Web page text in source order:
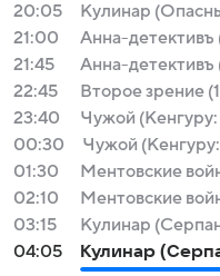
20:05
Кулинар
21:00
Анна-детективъ
21:45
Анна-
22:45
Второе зрение
23:40
Чужой (Кенгуру:
00:30
Чужой
01:30
Ментовские
02:10
Ментовские
03:15
Кулинар
04:05
Кулинар